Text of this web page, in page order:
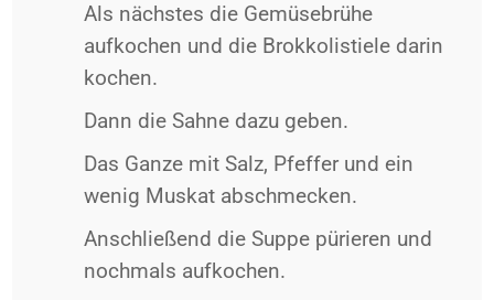
Als nächstes die Gemüsebrühe
aufkochen und die Brokkolistiele darin
kochen.
Dann die Sahne dazu geben.
Das Ganze mit Salz, Pfeffer und ein
wenig Muskat abschmecken.
Anschließend die Suppe pürieren und
nochmals aufkochen.